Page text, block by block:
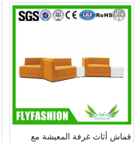
قماش أثاث غرفة المعيشة مع